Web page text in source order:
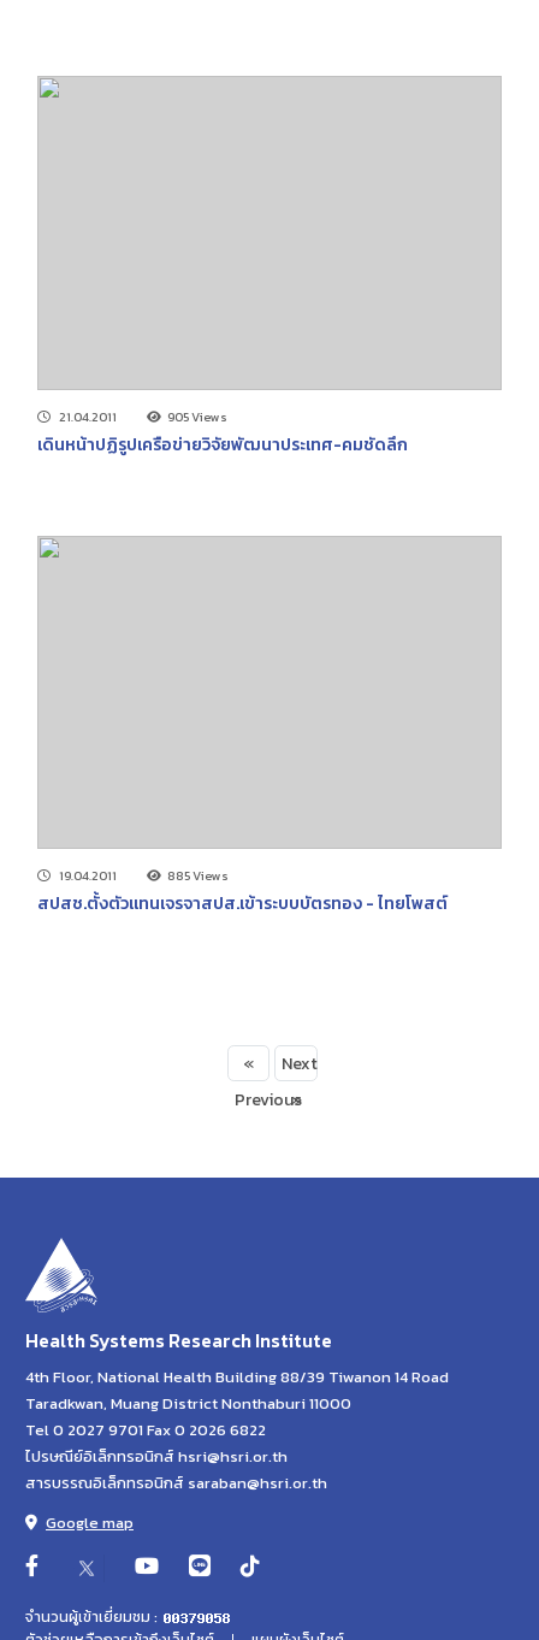
21.04.2011 905 Views
เดินหน้าปฏิรูปเครือข่ายวิจัยพัฒนาประเทศ-คมชัดลึก
19.04.2011 885 Views
สปสช.ตั้งตัวแทนเจรจาสปส.เข้าระบบบัตรทอง - ไทยโพสต์
«
Previous
Next
»
Health Systems Research Institute
4th Floor, National Health Building 88/39 Tiwanon 14 Road
Taradkwan, Muang District Nonthaburi 11000
Tel 0 2027 9701 Fax 0 2026 6822
ไปรษณีย์อิเล็กทรอนิกส์ hsri@hsri.or.th
สารบรรณอิเล็กทรอนิกส์ saraban@hsri.or.th
Google map
จำนวนผู้เข้าเยี่ยมชม :